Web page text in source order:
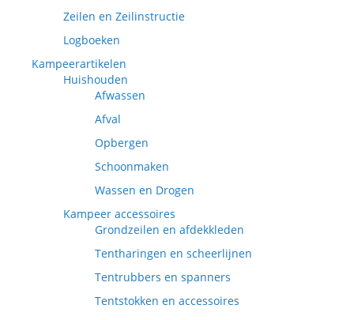
Zeilen en Zeilinstructie
Logboeken
Kampeerartikelen
Huishouden
Afwassen
Afval
Opbergen
Schoonmaken
Wassen en Drogen
Kampeer accessoires
Grondzeilen en afdekkleden
Tentharingen en scheerlijnen
Tentrubbers en spanners
Tentstokken en accessoires